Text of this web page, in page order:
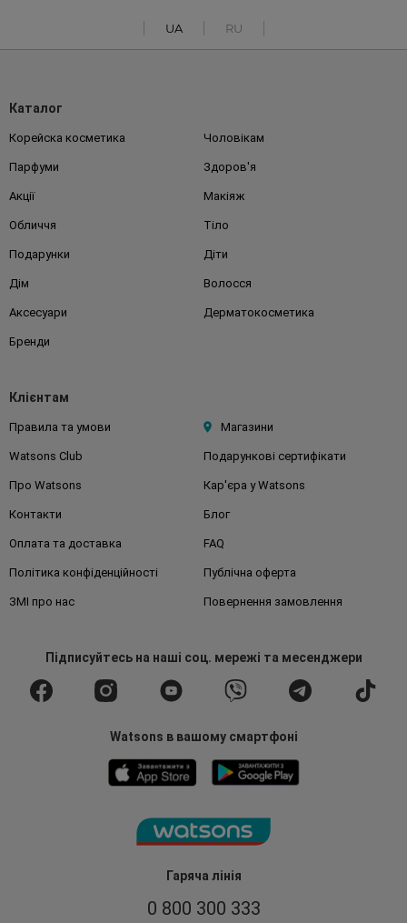
UA RU
Гаряча лінія
0 800 300 333
Каталог
Корейска косметика Чоловікам
Парфуми Здоров'я
Акції Макіяж
Обличчя Тіло
Подарунки Діти
Дім Волосся
Аксесуари Дерматокосметика
Бренди
Клієнтам
Правила та умови Магазини
Watsons Club Подарункові сертифікати
Про Watsons Кар'єра у Watsons
Контакти Блог
Оплата та доставка FAQ
Політика конфіденційності Публічна оферта
ЗМІ про нас Повернення замовлення
Підписуйтесьна наші соц. мережі та месенджери
Watsons в вашому смартфоні